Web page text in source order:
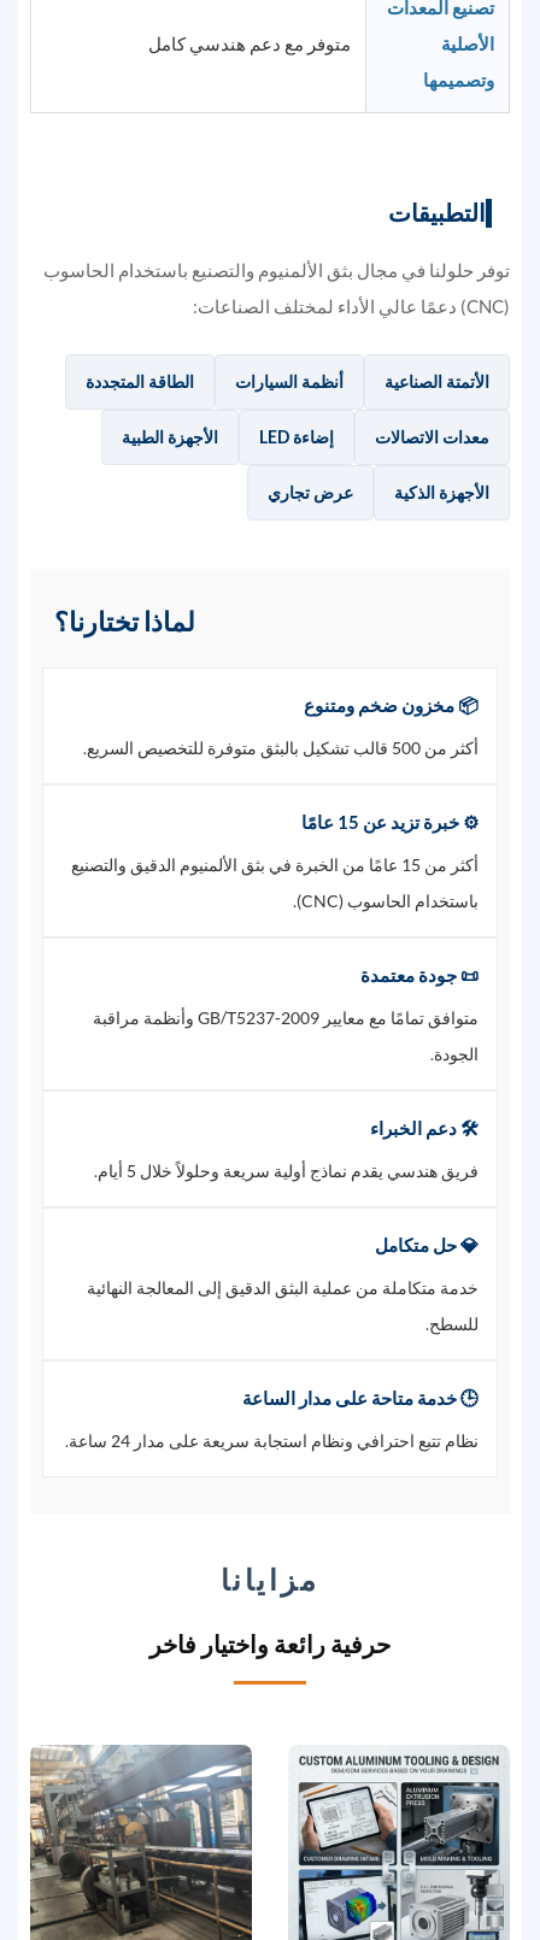
تصنيع المعدات
الأصلية
وتصميمها
متوفر مع دعم هندسي كامل
التطبيقات
توفر حلولنا في مجال بثق الألمنيوم والتصنيع باستخدام الحاسوب
(CNC) دعمًا عالي الأداء لمختلف الصناعات:
الأتمتة الصناعية أنظمة السيارات الطاقة المتجددة
معدات الاتصالات إضاءة LED الأجهزة الطبية
الأجهزة الذكية عرض تجاري
لماذا تختارنا؟
📦 مخزون ضخم ومتنوع
أكثر من 500 قالب تشكيل بالبثق متوفرة للتخصيص السريع.
⚙️ خبرة تزيد عن 15 عامًا
أكثر من 15 عامًا من الخبرة في بثق الألمنيوم الدقيق والتصنيع
باستخدام الحاسوب (CNC).
📜 جودة معتمدة
متوافق تمامًا مع معايير GB/T5237-2009 وأنظمة مراقبة
الجودة.
🛠️ دعم الخبراء
فريق هندسي يقدم نماذج أولية سريعة وحلولاً خلال 5 أيام.
💎 حل متكامل
خدمة متكاملة من عملية البثق الدقيق إلى المعالجة النهائية
للسطح.
🕒 خدمة متاحة على مدار الساعة
نظام تتبع احترافي ونظام استجابة سريعة على مدار 24 ساعة.
مزايانا
حرفية رائعة واختيار فاخر